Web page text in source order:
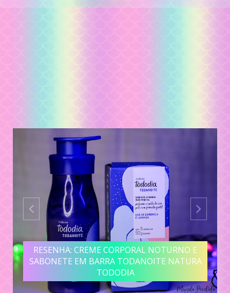
RESENHA: CREME CORPORAL NOTURNO E
SABONETE EM BARRA TODANOITE NATURA
TODODIA